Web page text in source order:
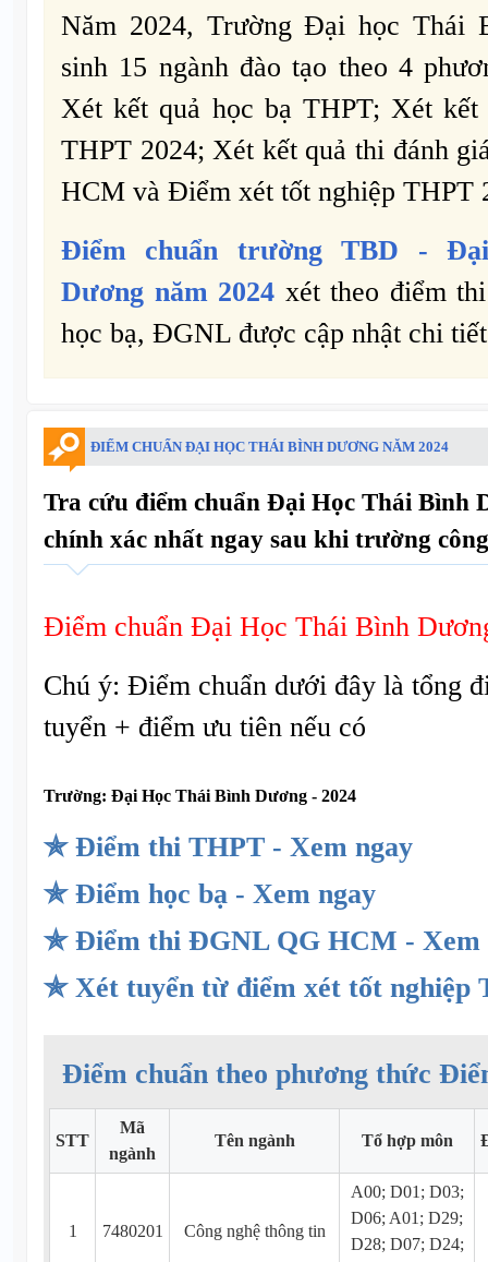
Năm 2024, Trường Đại học Thái
sinh 15 ngành đào tạo theo 4
Xét kết quả học bạ THPT; Xét
THPT 2024; Xét kết quả thi đánh
HCM và Điểm xét tốt nghiệp THPT
Điểm chuẩn trườngTBD -
Dương năm 2024 xét theo điểm
học bạ, ĐGNL được cập nhật chi
ĐIỂM CHUẨN ĐẠI HỌC THÁI BÌNH DƯƠNG NĂM 2024
Tra cứu điểm chuẩn Đại Học Thái Bình
chính xác nhất ngay sau khi trường
Điểm chuẩn Đại Học Thái Bình
Chú ý: Điểm chuẩn dưới đây là tổng
tuyển + điểm ưu tiên nếu có
Trường: Đại Học Thái Bình Dương - 2024
✯ Điểm thi THPT - Xem ngay
✯ Điểm học bạ - Xem ngay
✯ Điểm thi ĐGNL QG HCM - Xem
✯ Xét tuyển từ điểm xét tốt nghiệp
Điểm chuẩn theo phương thức
STT
Mã
ngành
Tên ngành Tổ hợp môn
1 7480201 Công nghệ thông tin
A00; D01; D03;
D06; A01; D29;
D28; D07; D24;